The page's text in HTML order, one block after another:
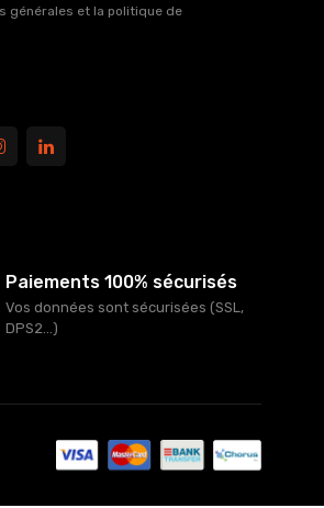
générales et la politique de
Paiements 100% sécurisés
Vos données sont sécurisées (SSL,
DPS2...)